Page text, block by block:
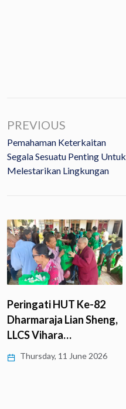
PREVIOUS
Pemahaman Keterkaitan
Segala Sesuatu Penting Untuk
Melestarikan Lingkungan
Peringati HUT Ke-82
Dharmaraja Lian Sheng,
LLCS Vihara…
Thursday, 11 June 2026